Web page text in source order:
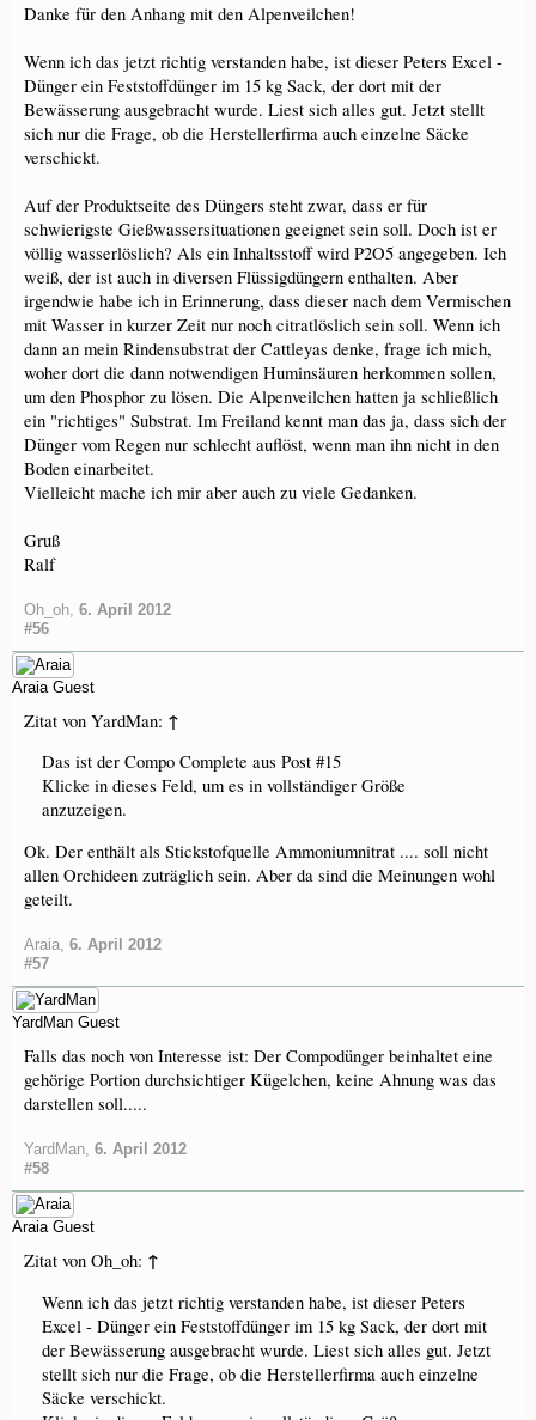
Danke für den Anhang mit den Alpenveilchen!
Wenn ich das jetzt richtig verstanden habe, ist dieser Peters Excel -
Dünger ein Feststoffdünger im 15 kg Sack, der dort mit der
Bewässerung ausgebracht wurde. Liest sich alles gut. Jetzt stellt
sich nur die Frage, ob die Herstellerfirma auch einzelne Säcke
verschickt.
Auf der Produktseite des Düngers steht zwar, dass er für
schwierigste Gießwassersituationen geeignet sein soll. Doch ist er
völlig wasserlöslich? Als ein Inhaltsstoff wird P2O5 angegeben. Ich
weiß, der ist auch in diversen Flüssigdüngern enthalten. Aber
irgendwie habe ich in Erinnerung, dass dieser nach dem Vermischen
mit Wasser in kurzer Zeit nur noch citratlöslich sein soll. Wenn ich
dann an mein Rindensubstrat der Cattleyas denke, frage ich mich,
woher dort die dann notwendigen Huminsäuren herkommen sollen,
um den Phosphor zu lösen. Die Alpenveilchen hatten ja schließlich
ein "richtiges" Substrat. Im Freiland kennt man das ja, dass sich der
Dünger vom Regen nur schlecht auflöst, wenn man ihn nicht in den
Boden einarbeitet.
Vielleicht mache ich mir aber auch zu viele Gedanken.
Gruß
Ralf
Oh_oh 6. April 2012
#56
Araia Guest
Zitat von YardMan: ↑
Das ist der Compo Complete aus Post #15
Klicke in dieses Feld, um es in vollständiger Größe
anzuzeigen.
Ok. Der enthält als Stickstofquelle Ammoniumnitrat .... soll nicht
allen Orchideen zuträglich sein. Aber da sind die Meinungen wohl
geteilt.
Araia 6. April 2012
#57
YardMan Guest
Falls das noch von Interesse ist: Der Compodünger beinhaltet eine
gehörige Portion durchsichtiger Kügelchen, keine Ahnung was das
darstellen soll.....
YardMan 6. April 2012
#58
Araia Guest
Zitat von Oh_oh: ↑
Wenn ich das jetzt richtig verstanden habe, ist dieser Peters
Excel - Dünger ein Feststoffdünger im 15 kg Sack, der dort mit
der Bewässerung ausgebracht wurde. Liest sich alles gut. Jetzt
stellt sich nur die Frage, ob die Herstellerfirma auch einzelne
Säcke verschickt.